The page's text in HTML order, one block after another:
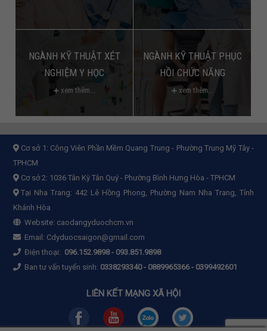
NGÀNH KỸ THUẬT XÉT
NGHIỆM Y HỌC
xem thêm...
NGÀNH KỸ THUẬT PHỤC
HỒI CHỨC NĂNG
xem thêm...
Cơ sở 1: Công Viên Phần Mềm Quang Trung - Phường Trung Mỹ Tây -
TPHCM
Cơ sở 2: 1036 Tân Kỳ Tân Quý - Phường Bình Hưng Hòa - TPHCM
Tại Nha Trang: 442 Lê Hồng Phong, Phường Nam Nha Trang, Tỉnh
Khánh Hòa
Website: caodangyduochcm.vn
Email: Cdyduocsaigon@gmail.com
Điện thoại: 096.152.9898- 093.851.9898
Ban tư vấn tuyển sinh: 0338293340 - 0889965366 - 0399492601
LIÊN KẾT MẠNG XÃ HỘI